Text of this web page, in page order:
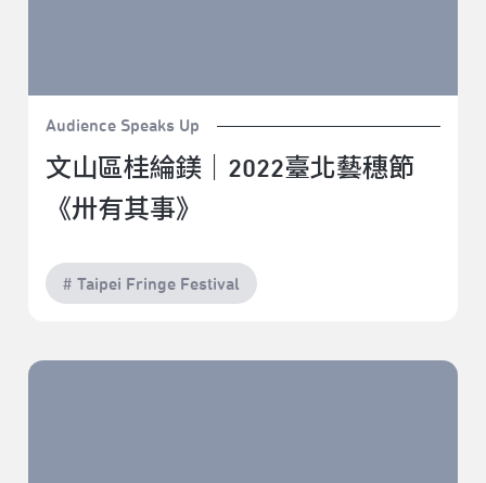
Audience Speaks Up
文山區桂綸鎂｜2022臺北藝穗節
《卅有其事》
# Taipei Fringe Festival
下挖意識深海 樓頂之上的《轉譯日常》｜2022臺北藝穗